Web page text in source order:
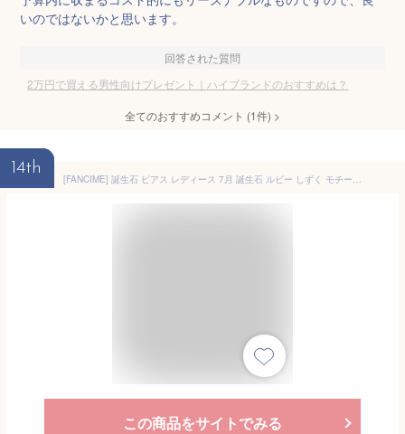
いのではないかと思います。
回答された質問
2万円で買える男性向けプレゼント｜ハイブランドのおすすめは？
全てのおすすめコメント (1件) >
14th
[FANCIME] 誕生石 ピアス レディース 7月 誕生石 ルビー しずく モチーフ フックピアス ジルコニア シルバー S930 お守り石 アクセサリー クリスマス 誕生日 プレゼント ギフト ご褒美 ラッピング付き
この商品をサイトでみる